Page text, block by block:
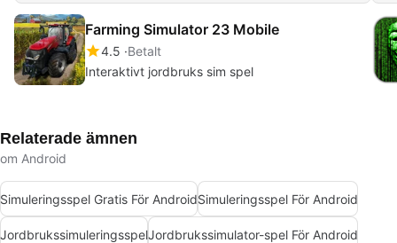
Farming Simulator 23 Mobile
4.5 Betalt
Interaktivt jordbruks sim spel
Relaterade ämnen
om Android
Simuleringsspel Gratis För AndroidSimuleringsspel För Android
JordbrukssimuleringsspelJordbrukssimulator-spel För Android